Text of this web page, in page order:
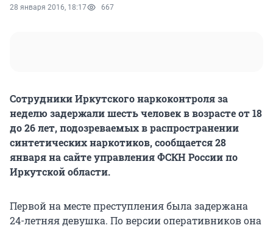
28 января 2016, 18:17 667
Сотрудники Иркутского наркоконтроля за
неделю задержали шесть человек в возрасте от 18
до 26 лет, подозреваемых в распространении
синтетических наркотиков, сообщается 28
января на сайте управления ФСКН России по
Иркутской области.
Первой на месте преступления была задержана
24-летняя девушка. По версии оперативников она